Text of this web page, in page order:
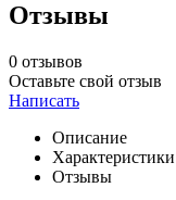
Отзывы
0 отзывов
Оставьте свой отзыв
Написать
Описание
Характеристики
Отзывы